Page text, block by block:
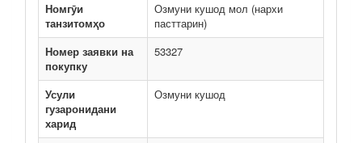
Номгӯи
танзитомҳо
Озмуни кушод мол (нархи
пасттарин)
Номер заявки на
покупку
53327
Усули
гузаронидани
харид
Озмуни кушод